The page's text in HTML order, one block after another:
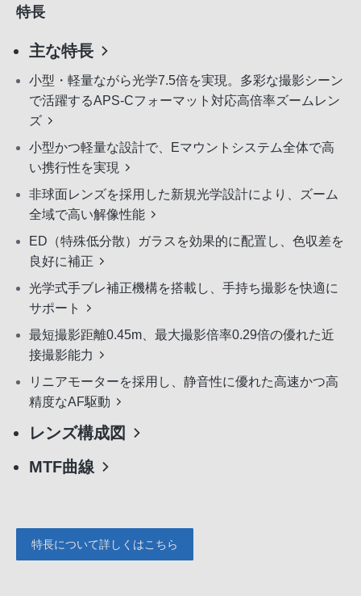
特長
主な特長
小型・軽量ながら光学7.5倍を実現。多彩な撮影シーン
で活躍するAPS-Cフォーマット対応高倍率ズームレン
ズ
小型かつ軽量な設計で、Eマウントシステム全体で高
い携行性を実現
非球面レンズを採用した新規光学設計により、ズーム
全域で高い解像性能
ED（特殊低分散）ガラスを効果的に配置し、色収差を
良好に補正
光学式手ブレ補正機構を搭載し、手持ち撮影を快適に
サポート
最短撮影距離0.45m、最大撮影倍率0.29倍の優れた近
接撮影能力
リニアモーターを採用し、静音性に優れた高速かつ高
精度なAF駆動
レンズ構成図
MTF曲線
特長について詳しくはこちら